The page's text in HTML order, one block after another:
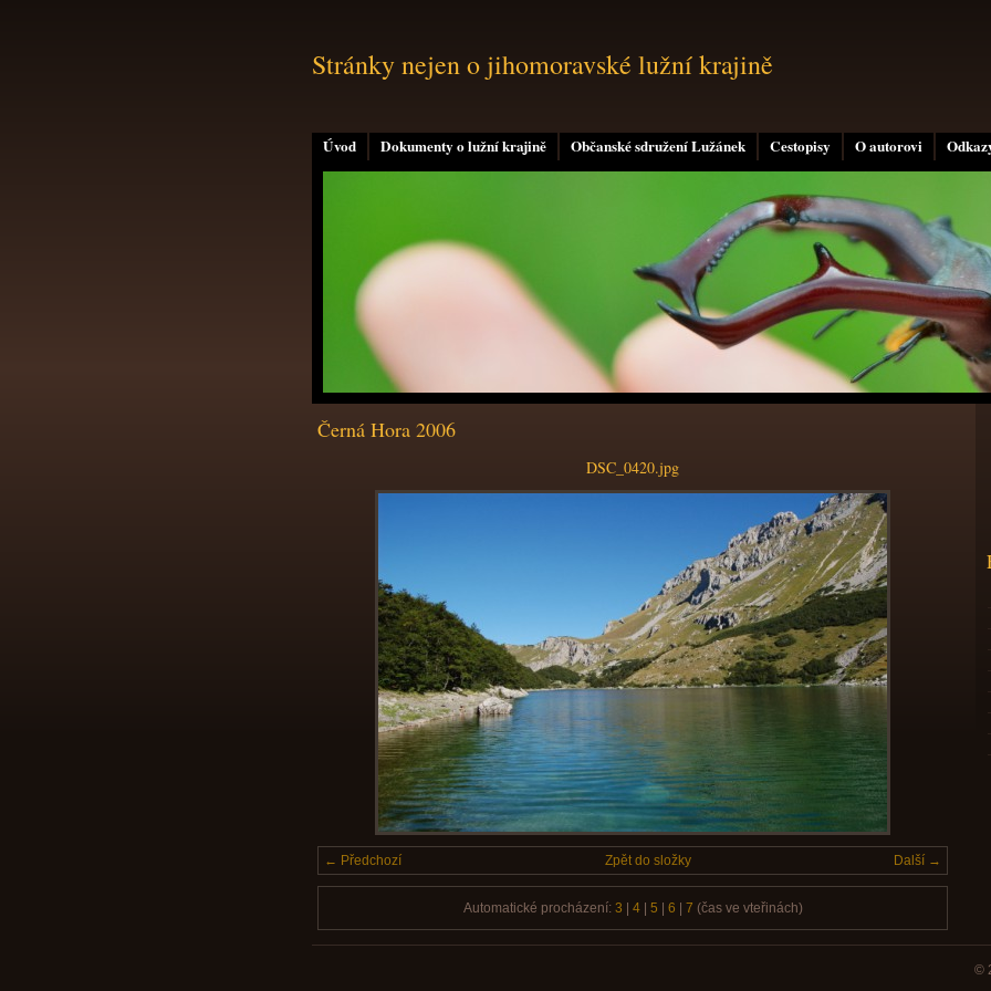
Úvod Dokumenty o lužní krajině Občanské sdružení Lužánek Cestopisy O autorovi
Stránky nejen o jihomoravské lužní krajině
Černá Hora 2006
DSC_0420.jpg
← Předchozí Další →
Zpět do složky
Automatické procházení: 3 4| 5 6 7 (čas ve vteřinách)
©